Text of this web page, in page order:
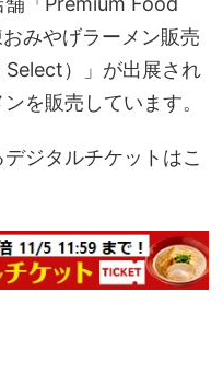
みやげラーメン販売
）」が出展され
を販売しています。
ジタルチケットはこ